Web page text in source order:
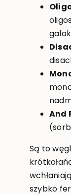
And
Są to
szybko